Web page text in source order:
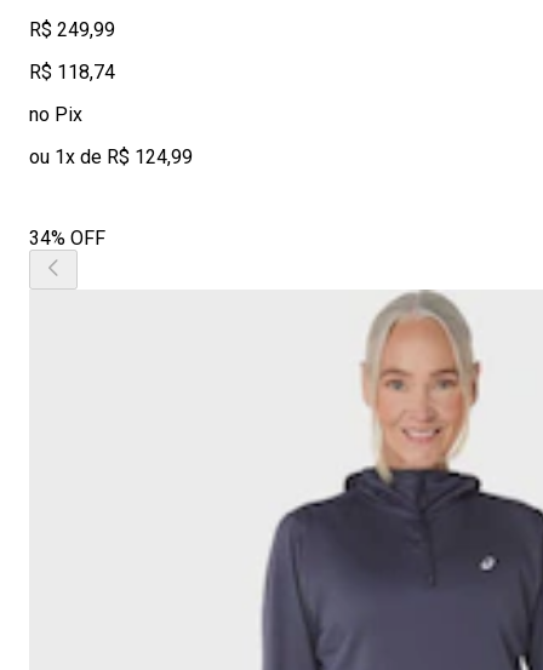
R$ 249,99
R$ 118,74
no Pix
ou 1x de R$ 124,99
34% OFF